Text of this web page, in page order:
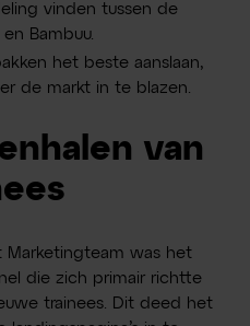
vinden tussen de
Bambuu.
het beste aanslaan,
de markt in te blazen.
van
Marketingteam was het
die zich primair richtte
trainees. Dit deed het